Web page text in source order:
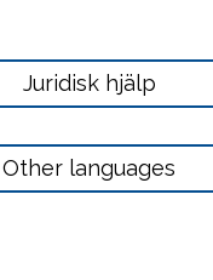
Läs
mer
här
Juridisk hjälp
Läs
mer
Other languages